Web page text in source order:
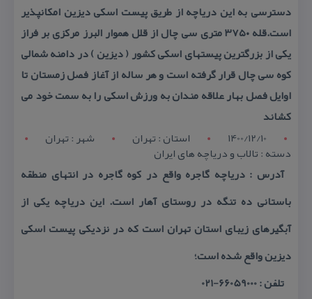
دسترسی به این دریاچه از طریق پیست اسكی دیزین امكانپذیر
است.قله ۳۷۵۰ متری سی چال از قلل هموار البرز مركزی بر فراز
یكی از بزرگترین پیستهای اسكی كشور ( دیزین ) در دامنه شمالی
كوه سی چال قرار گرفته است و هر ساله از آغاز فصل زمستان تا
اوایل فصل بهار علاقه مندان به ورزش اسكی را به سمت خود می
كشاند
1400/12/10
استان : تهران شهر : تهران
دسته : تالاب و دریاچه های ایران
آدرس : دریاچه گاجره واقع در كوه گاجره در انتهای منطقه
باستانی ده تنگه در روستای آهار است. این دریاچه یكی از
آبگیرهای زیبای استان تهران است كه در نزدیكی پیست اسكی
دیزین واقع شده است؛
تلفن : 66059000-021